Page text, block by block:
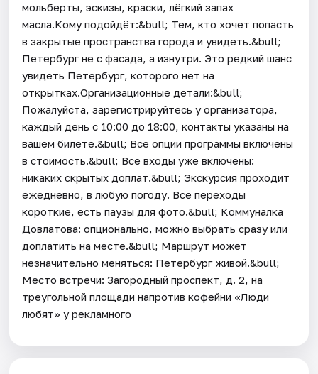
мольберты, эскизы, краски, лёгкий запах
масла.Кому подойдёт:&bull; Тем, кто хочет попасть
в закрытые пространства города и увидеть.&bull;
Петербург не с фасада, а изнутри. Это редкий шанс
увидеть Петербург, которого нет на
открытках.Организационные детали:&bull;
Пожалуйста, зарегистрируйтесь у организатора,
каждый день c 10:00 до 18:00, контакты указаны на
вашем билете.&bull; Все опции программы включены
в стоимость.&bull; Все входы уже включены:
никаких скрытых доплат.&bull; Экскурсия проходит
ежедневно, в любую погоду. Все переходы
короткие, есть паузы для фото.&bull; Коммуналка
Довлатова: опционально, можно выбрать сразу или
доплатить на месте.&bull; Маршрут может
незначительно меняться: Петербург живой.&bull;
Место встречи: Загородный проспект, д. 2, на
треугольной площади напротив кофейни «Люди
любят» у рекламного